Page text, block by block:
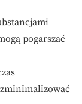
pogarszać